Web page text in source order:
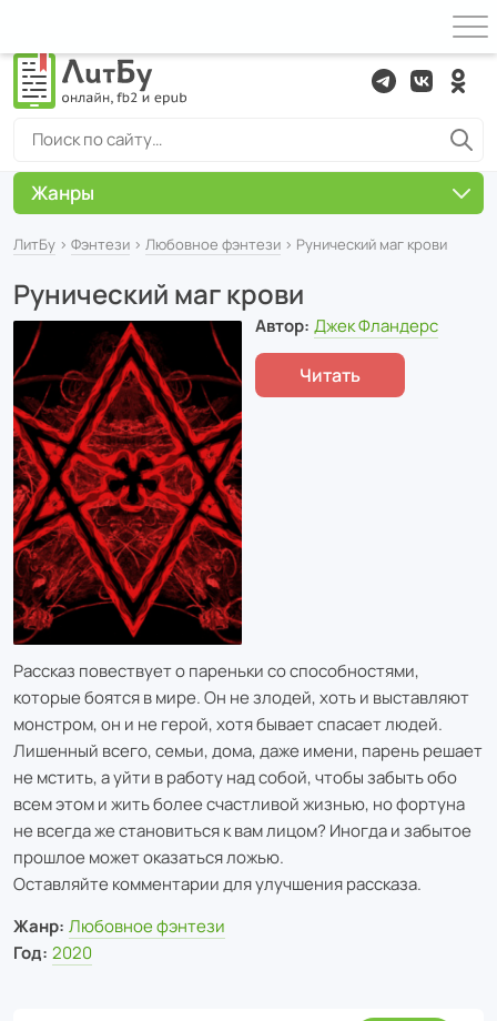
ЛитБу › Фэнтези › Любовное фэнтези › Рунический маг крови
Рунический маг крови
Автор: Джек Фландерс
Читать
Рассказ повествует о пареньки со способностями,
которые боятся в мире. Он не злодей, хоть и выставляют
монстром, он и не герой, хотя бывает спасает людей.
Лишенный всего, семьи, дома, даже имени, парень решает
не мстить, а уйти в работу над собой, чтобы забыть обо
всем этом и жить более счастливой жизнью, но фортуна
не всегда же становиться к вам лицом? Иногда и забытое
прошлое может оказаться ложью.
Оставляйте комментарии для улучшения рассказа.
Жанр: Любовное фэнтези
Год: 2020
Жанры